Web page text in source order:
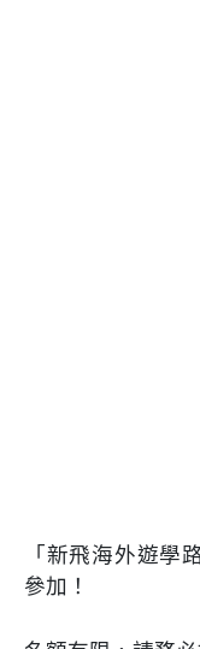
「新飛海外遊學
參加！